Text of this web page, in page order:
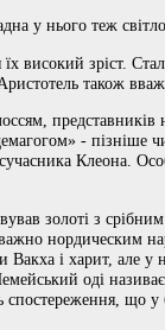
у нього теж
їх високий зріст.
також
- пізніше
Клеона.
золоті з
нордическим
і харит, але
оді
що